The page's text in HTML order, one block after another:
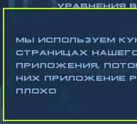
- УРАВНЕНИЯ
- УПРОЩЕНИЕ
Математика
МЫ ИСПОЛЬЗУЕМ
СТРАНИЦАХ
ПРИЛОЖЕНИЯ,
НИХ ПРИЛОЖЕНИЕ
ПЛОХО